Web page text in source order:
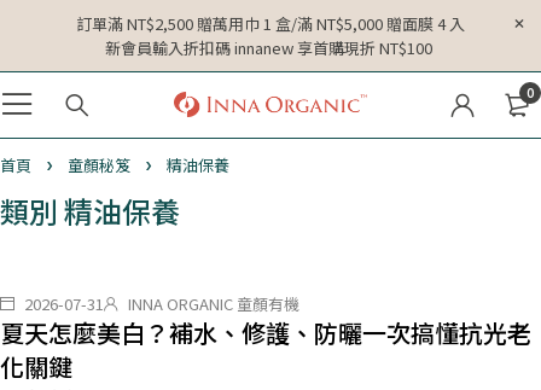
訂單滿 NT$2,500 贈萬用巾 1 盒/滿 NT$5,000 贈面膜 4 入
新會員輸入折扣碼 innanew 享首購現折 NT$100
0
首頁 童顏秘笈 精油保養
類別 精油保養
2026-07-31 INNA ORGANIC 童顏有機
夏天怎麼美白？補水、修護、防曬一次搞懂抗光老
化關鍵